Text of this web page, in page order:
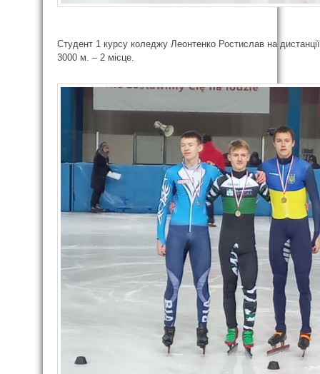
Студент 1 курсу коледжу Леонтенко Ростислав на
3000 м. – 2 місце.